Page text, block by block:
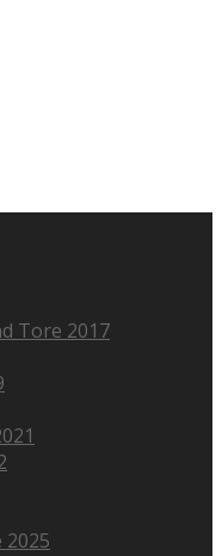
Tore 2017
2025